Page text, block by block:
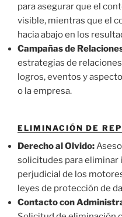
para asegurar que el
visible, mientras que el
hacia abajo en los
Campañas de
estrategias de
logros, eventos y
o la empresa.
ELIMINACIÓN DE
Derecho al Olvido:
solicitudes para
perjudicial de los
leyes de protección de
Contacto con